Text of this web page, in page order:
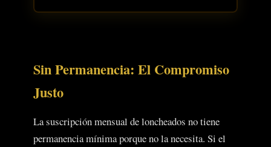
Sin Permanencia: El Compromiso
Justo
La suscripción mensual de loncheados no tiene
permanencia mínima porque no la necesita. Si el